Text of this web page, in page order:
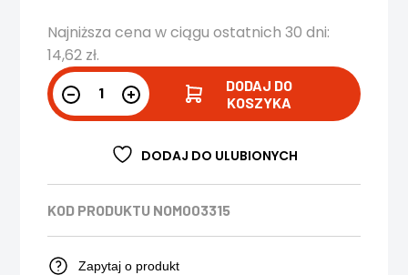
Najniższa cena w ciągu ostatnich 30 dni:
14,62 zł.
DODAJ DO
KOSZYKA
DODAJ DO ULUBIONYCH
KOD PRODUKTU NOM003315
Zapytaj o produkt